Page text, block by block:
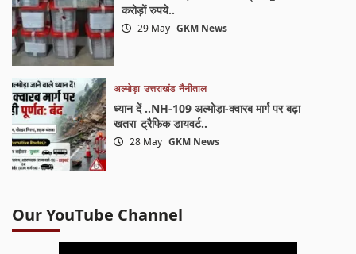
करोड़ों रुपये..
29 May GKM News
अल्मोड़ा उत्तराखंड नैनीताल
ध्यान दें ..NH-109 अल्मोड़ा-क्वारब मार्ग पर बढ़ा
खतरा_ट्रैफिक डायवर्ट..
28 May GKM News
Our YouTube Channel